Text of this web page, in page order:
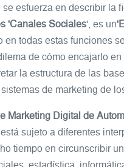
esfuerza en describir la
'Canales Sociales', es un
en todas estas funciones
de cómo encajarlo
la estructura de las
de marketing de
Marketing Digital de
sujeto a diferentes
tiempo en circunscribir